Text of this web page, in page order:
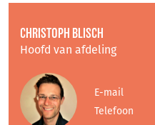
CHRISTOPH BLISCH
Hoofd van afdeling
E-mail
Telefoon